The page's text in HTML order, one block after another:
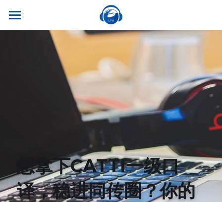
首页
关于我们
听世界外语
合作伙伴
最新资讯
英语笔译
流利口语
真题系列
双语资料
笔译服务
口译服务
联系我们
想拿下CATTI一级口
译，稳进同传圈？你的
商品分类
所有商品分类